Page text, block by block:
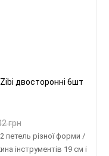
Zibi двосторонні 6шт
грн
петель різної форми /
інструментів 19 см і